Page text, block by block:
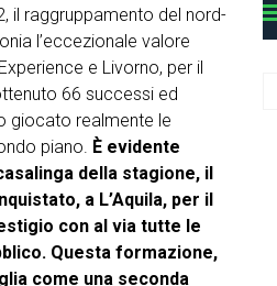
il raggruppamento del nord-
l’eccezionale valore
e Livorno, per il
66 successi ed
giocato realmente le
piano. È evidente
della stagione, il
a L’Aquila, per il
con al via tutte le
Questa formazione,
come una seconda